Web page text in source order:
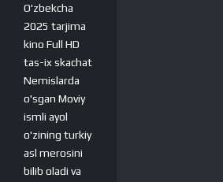
O'zbekcha
2025 tarjima
kino Full HD
tas-ix skachat
Nemislarda
o'sgan Moviy
ismli ayol
o'zining turkiy
asl merosini
bilib oladi va